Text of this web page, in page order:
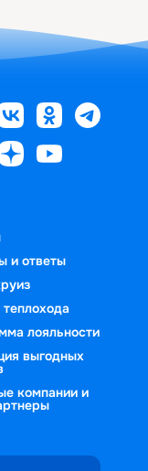
и ответы
лояльности
выгодных
компании и